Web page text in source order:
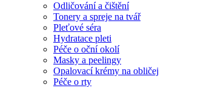
Odličování a čištění
Tonery a spreje na tvář
Pleťové séra
Hydratace pleti
Péče o oční okolí
Masky a peelingy
Opalovací krémy na obličej
Péče o rty